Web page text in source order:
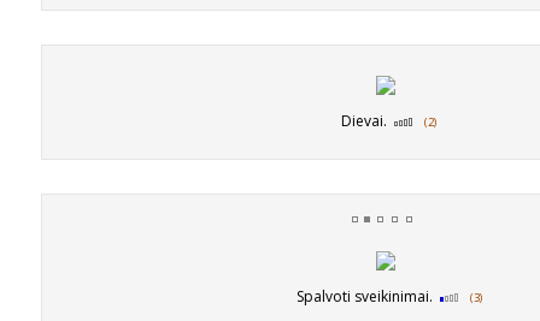
Dievai. (2)
Spalvoti sveikinimai. (3)